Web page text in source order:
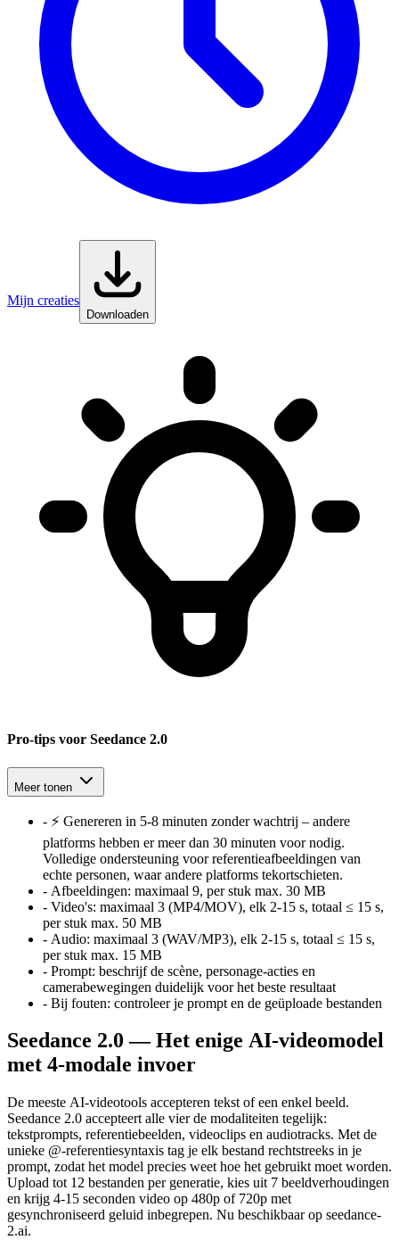
Mijn creaties
Downloaden
Pro-tips voor Seedance 2.0
Meer tonen
- ⚡ Genereren in 5-8 minuten zonder wachtrij – andere
platforms hebben er meer dan 30 minuten voor nodig.
Volledige ondersteuning voor referentieafbeeldingen van
echte personen, waar andere platforms tekortschieten.
- Afbeeldingen: maximaal 9, per stuk max. 30 MB
- Video's: maximaal 3 (MP4/MOV), elk 2-15 s, totaal ≤ 15 s,
per stuk max. 50 MB
- Audio: maximaal 3 (WAV/MP3), elk 2-15 s, totaal ≤ 15 s,
per stuk max. 15 MB
- Prompt: beschrijf de scène, personage-acties en
camerabewegingen duidelijk voor het beste resultaat
- Bij fouten: controleer je prompt en de geüploade bestanden
Seedance 2.0 — Het enige AI-videomodel
met 4-modale invoer
De meeste AI-videotools accepteren tekst of een enkel beeld.
Seedance 2.0 accepteert alle vier de modaliteiten tegelijk:
tekstprompts, referentiebeelden, videoclips en audiotracks. Met de
unieke @-referentiesyntaxis tag je elk bestand rechtstreeks in je
prompt, zodat het model precies weet hoe het gebruikt moet worden.
Upload tot 12 bestanden per generatie, kies uit 7 beeldverhoudingen
en krijg 4-15 seconden video op 480p of 720p met
gesynchroniseerd geluid inbegrepen. Nu beschikbaar op seedance-
2.ai.